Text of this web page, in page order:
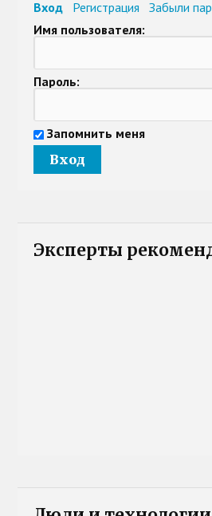
Вход Регистрация
Забыли
Имя пользователя:
Пароль:
Запомнить меня
Эксперты